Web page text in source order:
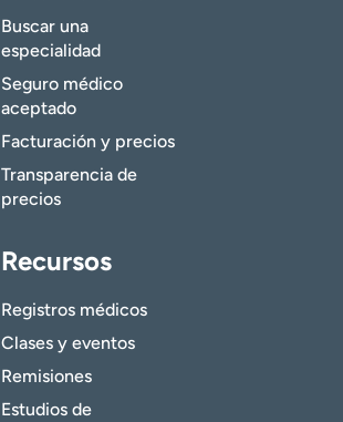
Buscar una
especialidad
Seguro médico
aceptado
Facturación y precios
Transparencia de
precios
Recursos
Registros médicos
Clases y eventos
Remisiones
Estudios de